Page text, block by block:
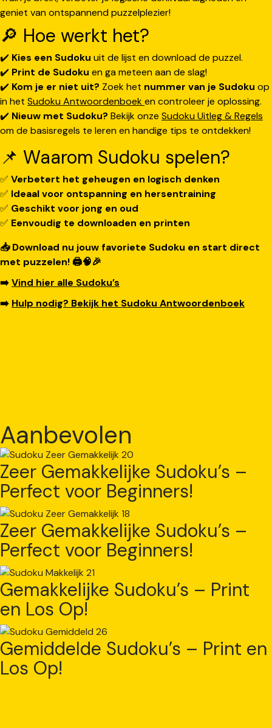
geniet van ontspannend puzzelplezier!
🔎 Hoe werkt het?
✔️ Kies een Sudoku uit de lijst en download de puzzel.
✔️ Print de Sudoku en ga meteen aan de slag!
✔️ Kom je er niet uit? Zoek het nummer van je Sudoku op
in het Sudoku Antwoordenboeken controleer je oplossing.
✔️ Nieuw met Sudoku? Bekijk onze Sudoku Uitleg & Regels
om de basisregels te leren en handige tips te ontdekken!
📌 Waarom Sudoku spelen?
✅ Verbetert het geheugen en logisch denken
✅ Ideaal voor ontspanning en hersentraining
✅ Geschikt voor jong en oud
✅ Eenvoudig te downloaden en printen
📥 Download nu jouw favoriete Sudoku en start direct
met puzzelen! 🖨️🧠🎉
➡️Vind hier alle Sudoku’s
➡️ Hulp nodig? Bekijk het Sudoku Antwoordenboek
Aanbevolen
Zeer Gemakkelijke Sudoku’s –
Perfect voor Beginners!
Zeer Gemakkelijke Sudoku’s –
Perfect voor Beginners!
Gemakkelijke Sudoku’s – Print
en Los Op!
Gemiddelde Sudoku’s – Print en
Los Op!